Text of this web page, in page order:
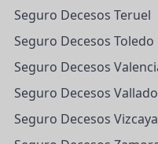
Seguro Decesos Teruel
Seguro Decesos Toledo
Seguro Decesos
Seguro Decesos
Seguro Decesos Vizcaya